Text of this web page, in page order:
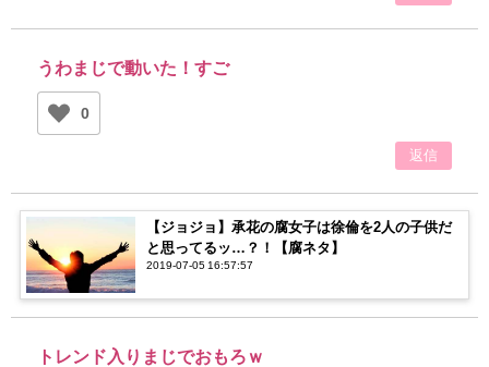
うわまじで動いた！すご
0
返信
【ジョジョ】承花の腐女子は徐倫を2人の子供だ
と思ってるッ…？！【腐ネタ】
2019-07-05 16:57:57
トレンド入りまじでおもろｗ